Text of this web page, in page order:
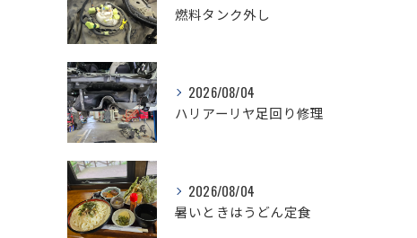
燃料タンク外し
2026/08/04
ハリアーリヤ足回り修理
2026/08/04
暑いときはうどん定食